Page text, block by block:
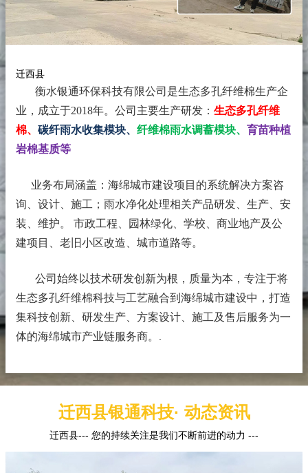
迁西县
衡水银通环保科技有限公司是生态多孔纤维棉生产企
业，成立于2018年。 公司主要生产研发： 生态多孔纤维
棉、 碳纤雨水收集模块、 纤维棉雨水调蓄模块、 育苗种植
岩棉基质等
业务布局涵盖：海绵城市建设项目的系统解决方案咨
询、设计、施工；雨水净化处理相关产品研发、生产、安
装、维护。 市政工程、园林绿化、学校、商业地产及公
建项目、老旧小区改造、城市道路等。
公司始终以技术研发创新为根，质量为本，专注于将
生态多孔纤维棉科技与工艺融合到海绵城市建设中，打造
集科技创新、研发生产、方案设计、施工及售后服务为一
体的海绵城市产业链服务商。
迁西县银通科技· 动态资讯
迁西县--- 您的持续关注是我们不断前进的动力 ---